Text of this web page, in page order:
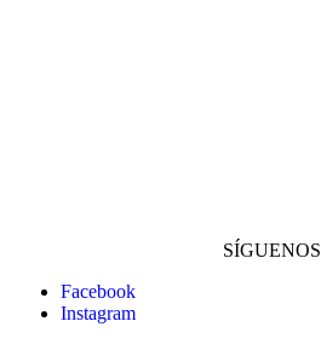
SÍGUENOS
Facebook
Instagram